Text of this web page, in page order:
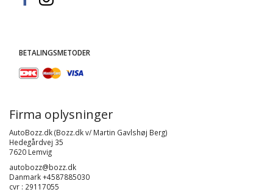
BETALINGSMETODER
Firma oplysninger
AutoBozz.dk (Bozz.dk v/ Martin Gavlshøj Berg)
Hedegårdvej 35
7620 Lemvig
autobozz@bozz.dk
Danmark +4587885030
cvr : 29117055